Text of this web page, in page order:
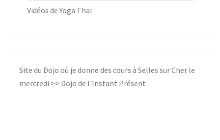
Vidéos de Yoga Thaï
Site du Dojo où je donne des cours à Selles sur Cher le
mercredi >> Dojo de l'Instant Présent